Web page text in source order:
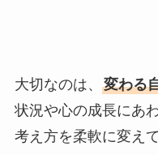
大切なのは、 変わる
状況や心の成長にあわ
考え方を柔軟に変え